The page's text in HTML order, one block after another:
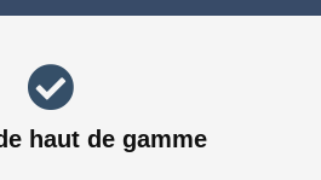
haut de gamme